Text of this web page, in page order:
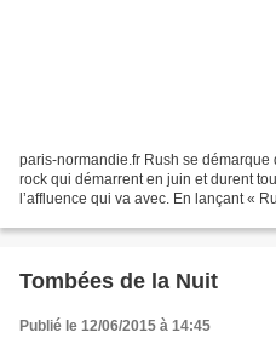
paris-normandie.fr Rush se
rock qui démarrent en juin et durent
l’affluence qui va avec. En lançant «
Tombées de la Nuit
Publié le 12/06/2015 à 14:45